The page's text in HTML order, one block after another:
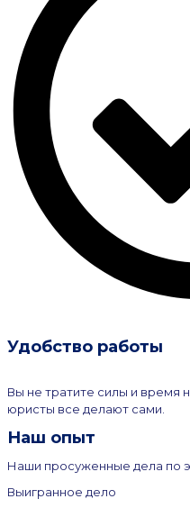
Удобство работы
Вы не тратите силы и время
юристы все делают сами.
Наш опыт
Наши просуженные дела по
Выигранное дело